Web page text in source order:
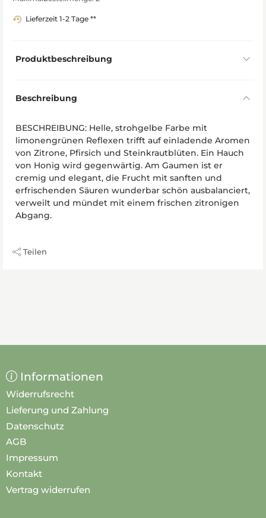
Lieferzeit 1-2 Tage **
Produktbeschreibung
Beschreibung
BESCHREIBUNG: Helle, strohgelbe Farbe mit
limonengrünen Reflexen trifft auf einladende Aromen
von Zitrone, Pfirsich und Steinkrautblüten. Ein Hauch
von Honig wird gegenwärtig. Am Gaumen ist er
cremig und elegant, die Frucht mit sanften und
erfrischenden Säuren wunderbar schön ausbalanciert,
verweilt und mündet mit einem frischen zitronigen
Abgang.
Teilen
Informationen
Widerrufsrecht
Lieferung und Zahlung
Datenschutz
AGB
Impressum
Kontakt
Vertrag widerrufen